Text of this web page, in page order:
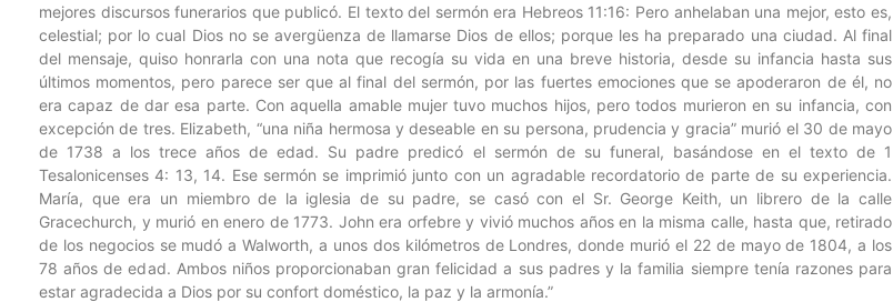
mejores discursos funerarios que publicó. El texto del sermón era Hebreos 11:16: Pero anhelaban una mejor, esto es,
celestial; por lo cual Dios no se avergüenza de llamarse Dios de ellos; porque les ha preparado una ciudad. Al final
del mensaje, quiso honrarla con una nota que recogía su vida en una breve historia, desde su infancia hasta sus
últimos momentos, pero parece ser que al final del sermón, por las fuertes emociones que se apoderaron de él, no
era capaz de dar esa parte. Con aquella amable mujer tuvo muchos hijos, pero todos murieron en su infancia, con
excepción de tres. Elizabeth, “una niña hermosa y deseable en su persona, prudencia y gracia” murió el 30 de mayo
de 1738 a los trece años de edad. Su padre predicó el sermón de su funeral, basándose en el texto de 1
Tesalonicenses 4: 13, 14. Ese sermón se imprimió junto con un agradable recordatorio de parte de su experiencia.
María, que era un miembro de la iglesia de su padre, se casó con el Sr. George Keith, un librero de la calle
Gracechurch, y murió en enero de 1773. John era orfebre y vivió muchos años en la misma calle, hasta que, retirado
de los negocios se mudó a Walworth, a unos dos kilómetros de Londres, donde murió el 22 de mayo de 1804, a los
78 años de edad. Ambos niños proporcionaban gran felicidad a sus padres y la familia siempre tenía razones para
estar agradecida a Dios por su confort doméstico, la paz y la armonía.”